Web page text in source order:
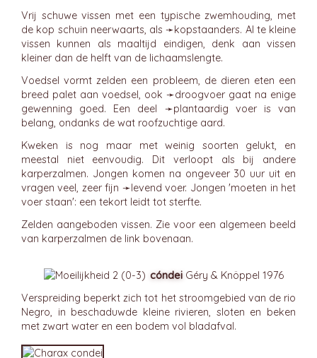
Vrij schuwe vissen met een typische zwemhouding, met
de kop schuin neerwaarts, als ➛kopstaanders. Al te kleine
vissen kunnen als maaltijd eindigen, denk aan vissen
kleiner dan de helft van de lichaamslengte.
Voedsel vormt zelden een probleem, de dieren eten een
breed palet aan voedsel, ook ➛droogvoergaat na enige
gewenning goed. Een deel ➛plantaardig voeris van
belang, ondanks de wat roofzuchtige aard.
Kweken is nog maar met weinig soorten gelukt, en
meestal niet eenvoudig. Dit verloopt als bij andere
karperzalmen. Jongen komen na ongeveer 30 uur uit en
vragen veel, zeer fijn ➛levend voer. Jongen 'moeten in het
voer staan': een tekort leidt tot sterfte.
Zelden aangeboden vissen. Zie voor een algemeen beeld
van karperzalmen de link bovenaan.
cóndei Géry & Knöppel 1976
Verspreiding beperkt zich tot het stroomgebied van de rio
Negro, in beschaduwde kleine rivieren, sloten en beken
met zwart water en een bodem vol bladafval.